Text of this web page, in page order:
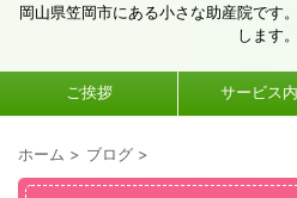
岡山県笠岡市にある小さな助産院です
します。
ご挨拶 サービス
ホーム > ブログ >